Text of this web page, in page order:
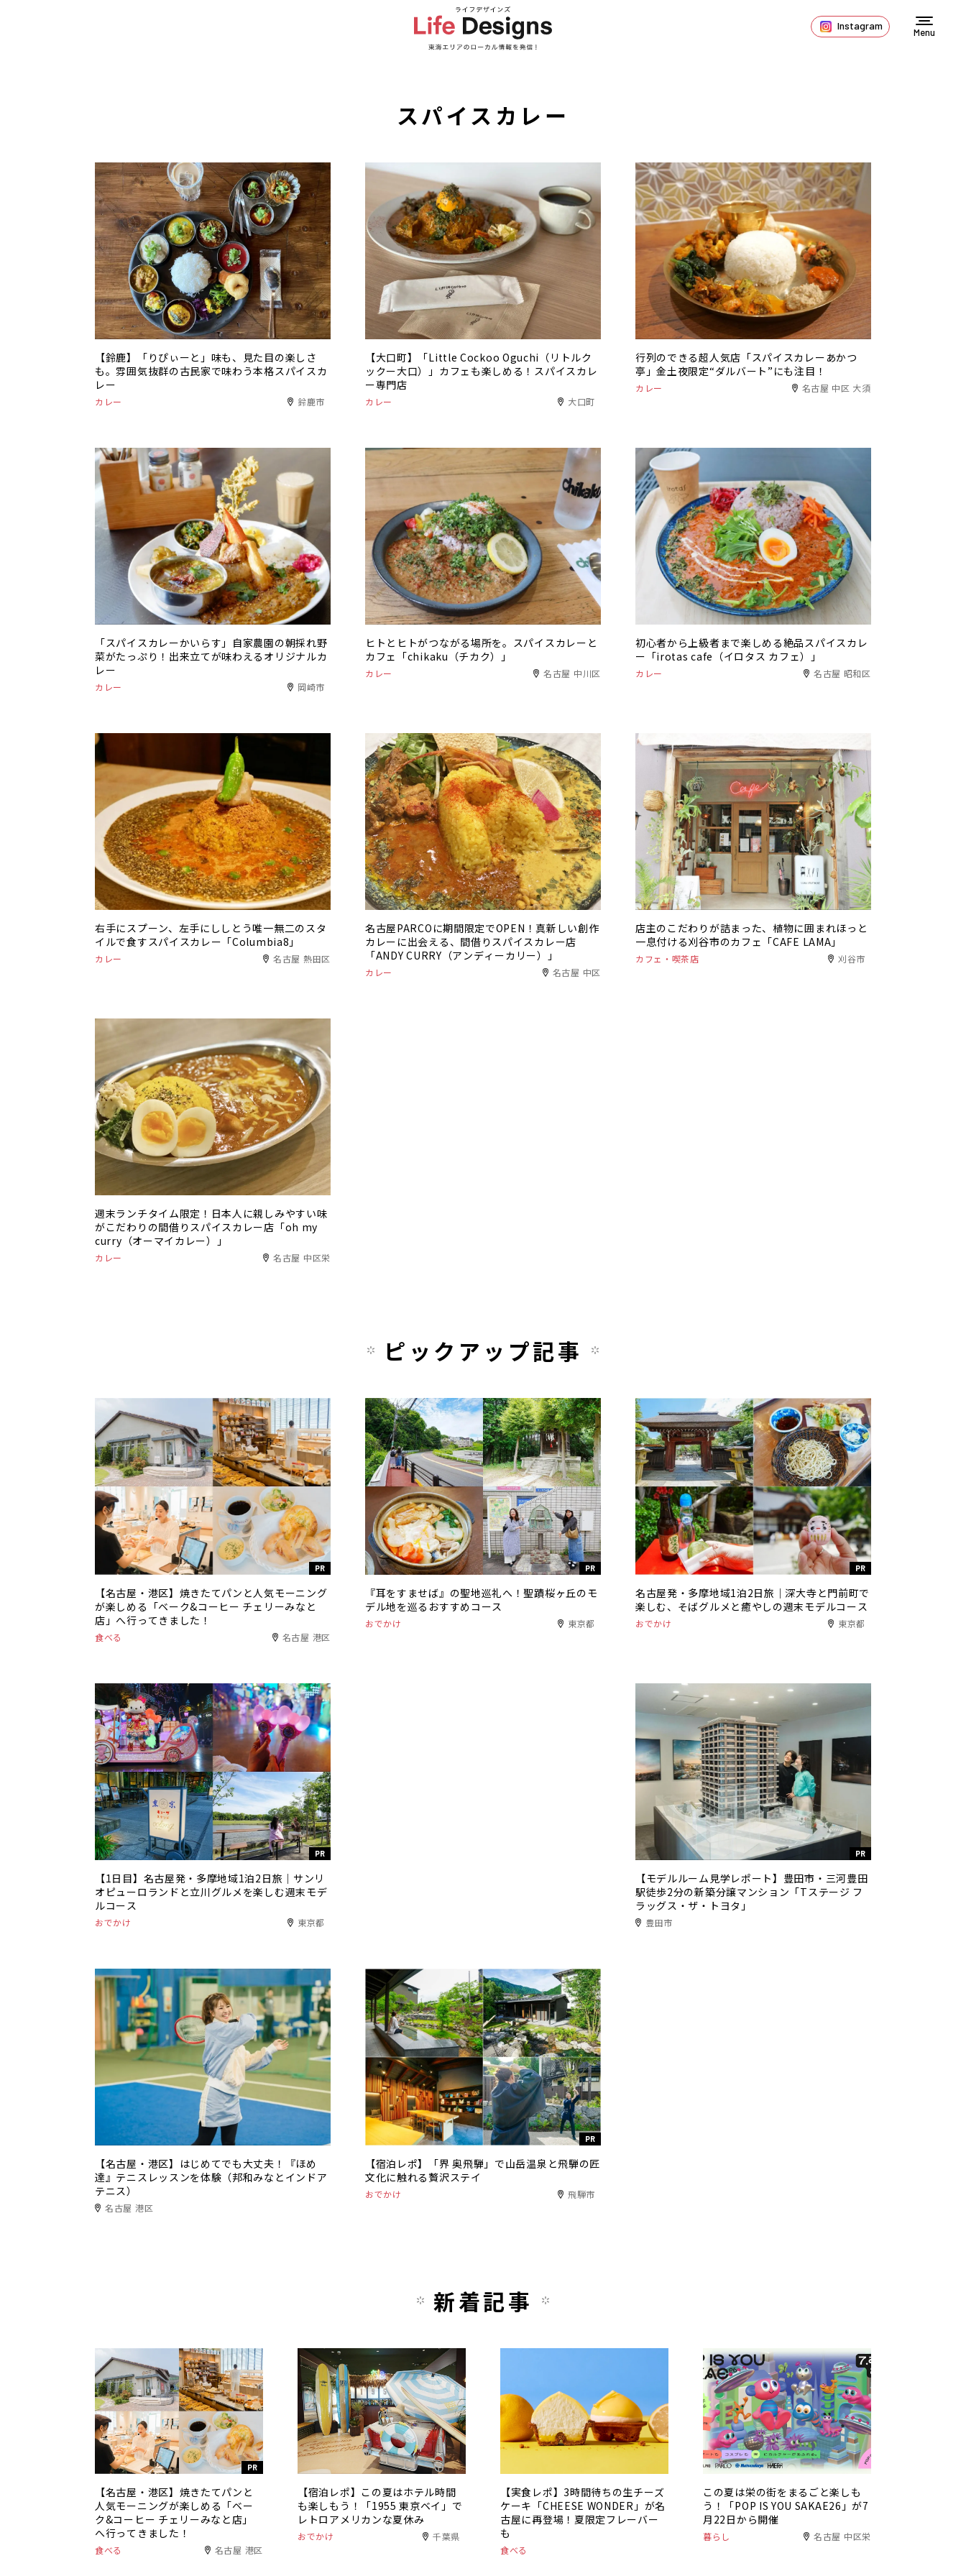
Instagram
Menu
スパイスカレー
【鈴鹿】「りぴぃーと」味も、見た目の楽しさ
も。雰囲気抜群の古民家で味わう本格スパイスカ
レー
カレー 鈴鹿市
【大口町】「Little Cockoo Oguchi（リトルク
ックー大口）」カフェも楽しめる！スパイスカレ
ー専門店
カレー 大口町
行列のできる超人気店「スパイスカレーあかつ
亭」金土夜限定“ダルバート”にも注目！
カレー 名古屋 中区 大須
「スパイスカレーかいらす」自家農園の朝採れ野
菜がたっぷり！出来立てが味わえるオリジナルカ
レー
カレー 岡崎市
ヒトとヒトがつながる場所を。スパイスカレーと
カフェ「chikaku（チカク）」
カレー 名古屋 中川区
初心者から上級者まで楽しめる絶品スパイスカレ
ー「irotas cafe（イロタス カフェ）」
カレー 名古屋 昭和区
右手にスプーン、左手にししとう唯一無二のスタ
イルで食すスパイスカレー「Columbia8」
カレー 名古屋 熱田区
名古屋PARCOに期間限定でOPEN！真新しい創作
カレーに出会える、間借りスパイスカレー店
「ANDY CURRY（アンディーカリー）」
カレー 名古屋 中区
店主のこだわりが詰まった、植物に囲まれほっと
一息付ける刈谷市のカフェ「CAFE LAMA」
カフェ・喫茶店 刈谷市
週末ランチタイム限定！日本人に親しみやすい味
がこだわりの間借りスパイスカレー店「oh my
curry（オーマイカレー）」
カレー 名古屋 中区栄
ピックアップ記事
PR
【名古屋・港区】焼きたてパンと人気モーニング
が楽しめる「ベーク&コーヒー チェリーみなと
店」へ行ってきました！
食べる 名古屋 港区
PR
『耳をすませば』の聖地巡礼へ！聖蹟桜ヶ丘のモ
デル地を巡るおすすめコース
おでかけ 東京都
PR
名古屋発・多摩地域1泊2日旅｜深大寺と門前町で
楽しむ、そばグルメと癒やしの週末モデルコース
おでかけ 東京都
PR
【1日目】名古屋発・多摩地域1泊2日旅｜サンリ
オピューロランドと立川グルメを楽しむ週末モデ
ルコース
おでかけ 東京都
PR
【モデルルーム見学レポート】豊田市・三河豊田
駅徒歩2分の新築分譲マンション「Tステージ フ
ラッグス・ザ・トヨタ」
豊田市
【名古屋・港区】はじめてでも大丈夫！『ほめ
達』テニスレッスンを体験（邦和みなとインドア
テニス）
名古屋 港区
PR
【宿泊レポ】「界 奥飛騨」で山岳温泉と飛騨の匠
文化に触れる贅沢ステイ
おでかけ 飛騨市
新着記事
PR
【名古屋・港区】焼きたてパンと
人気モーニングが楽しめる「ベー
ク&コーヒー チェリーみなと店」
へ行ってきました！
食べる 名古屋 港区
【宿泊レポ】この夏はホテル時間
も楽しもう！「1955 東京ベイ」で
レトロアメリカンな夏休み
おでかけ 千葉県
【実食レポ】3時間待ちの生チーズ
ケーキ「CHEESE WONDER」が名
古屋に再登場！夏限定フレーバー
も
食べる
この夏は栄の街をまるごと楽しも
う！「POP IS YOU SAKAE26」が7
月22日から開催
暮らし 名古屋 中区栄